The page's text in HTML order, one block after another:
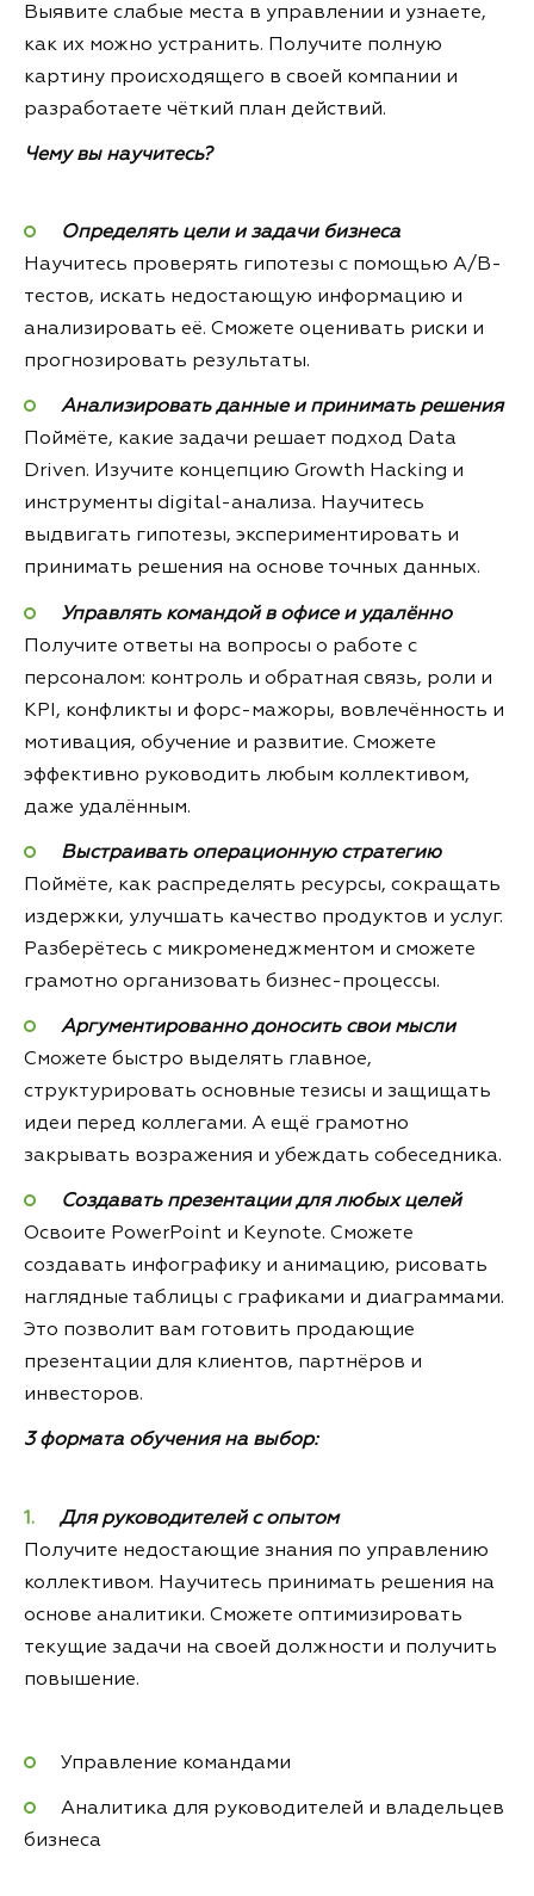
Выявите слабые места в управлении и узнаете,
как их можно устранить. Получите полную
картину происходящего в своей компании и
разработаете чёткий план действий.
Чему вы научитесь?
Определять цели и задачи бизнеса
Научитесь проверять гипотезы с помощью A/B-
тестов, искать недостающую информацию и
анализировать её. Сможете оценивать риски и
прогнозировать результаты.
Анализировать данные и принимать решения
Поймёте, какие задачи решает подход Data
Driven. Изучите концепцию Growth Hacking и
инструменты digital-анализа. Научитесь
выдвигать гипотезы, экспериментировать и
принимать решения на основе точных данных.
Управлять командой в офисе и удалённо
Получите ответы на вопросы о работе с
персоналом: контроль и обратная связь, роли и
KPI, конфликты и форс-мажоры, вовлечённость и
мотивация, обучение и развитие. Сможете
эффективно руководить любым коллективом,
даже удалённым.
Выстраивать операционную стратегию
Поймёте, как распределять ресурсы, сокращать
издержки, улучшать качество продуктов и услуг.
Разберётесь с микроменеджментом и сможете
грамотно организовать бизнес-процессы.
Аргументированно доносить свои мысли
Сможете быстро выделять главное,
структурировать основные тезисы и защищать
идеи перед коллегами. А ещё грамотно
закрывать возражения и убеждать собеседника.
Создавать презентации для любых целей
Освоите PowerPoint и Keynote. Сможете
создавать инфографику и анимацию, рисовать
наглядные таблицы с графиками и диаграммами.
Это позволит вам готовить продающие
презентации для клиентов, партнёров и
инвесторов.
3 формата обучения на выбор:
Для руководителей с опытом
Получите недостающие знания по управлению
коллективом. Научитесь принимать решения на
основе аналитики. Сможете оптимизировать
текущие задачи на своей должности и получить
повышение.
Управление командами
Аналитика для руководителей и владельцев
бизнеса